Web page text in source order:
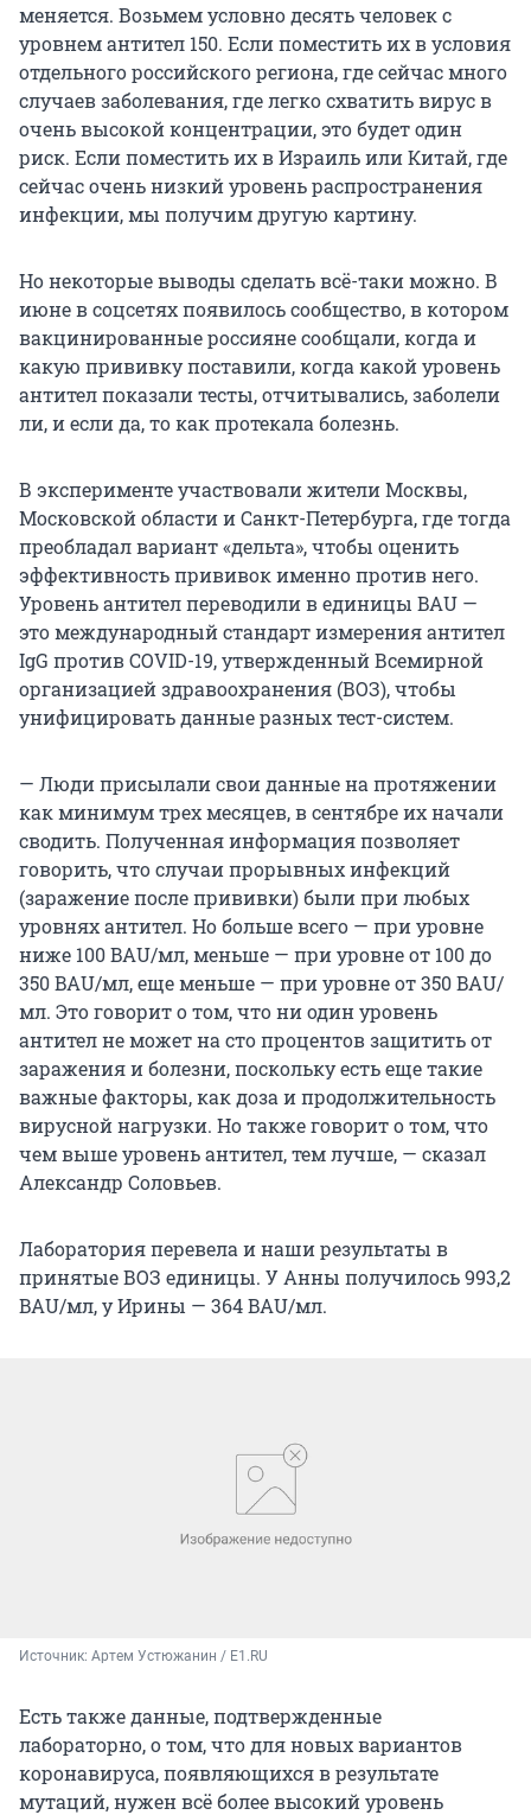
меняется. Возьмем условно десять человек с
уровнем антител 150. Если поместить их в условия
отдельного российского региона, где сейчас много
случаев заболевания, где легко схватить вирус в
очень высокой концентрации, это будет один
риск. Если поместить их в Израиль или Китай, где
сейчас очень низкий уровень распространения
инфекции, мы получим другую картину.
Но некоторые выводы сделать всё-таки можно. В
июне в соцсетях появилось сообщество, в котором
вакцинированные россияне сообщали, когда и
какую прививку поставили, когда какой уровень
антител показали тесты, отчитывались, заболели
ли, и если да, то как протекала болезнь.
В эксперименте участвовали жители Москвы,
Московской области и Санкт-Петербурга, где тогда
преобладал вариант «дельта», чтобы оценить
эффективность прививок именно против него.
Уровень антител переводили в единицы BAU —
это международный стандарт измерения антител
IgG против COVID-19, утвержденный Всемирной
организацией здравоохранения (ВОЗ), чтобы
унифицировать данные разных тест-систем.
— Люди присылали свои данные на протяжении
как минимум трех месяцев, в сентябре их начали
сводить. Полученная информация позволяет
говорить, что случаи прорывных инфекций
(заражение после прививки) были при любых
уровнях антител. Но больше всего — при уровне
ниже 100 BAU/мл, меньше — при уровне от 100 до
350 BAU/мл, еще меньше — при уровне от 350 BAU/
мл. Это говорит о том, что ни один уровень
антител не может на сто процентов защитить от
заражения и болезни, поскольку есть еще такие
важные факторы, как доза и продолжительность
вирусной нагрузки. Но также говорит о том, что
чем выше уровень антител, тем лучше, — сказал
Александр Соловьев.
Лаборатория перевела и наши результаты в
принятые ВОЗ единицы. У Анны получилось 993,2
BAU/мл, у Ирины — 364 BAU/мл.
Источник: Артем Устюжанин / E1.RU
Есть также данные, подтвержденные
лабораторно, о том, что для новых вариантов
коронавируса, появляющихся в результате
мутаций, нужен всё более высокий уровень